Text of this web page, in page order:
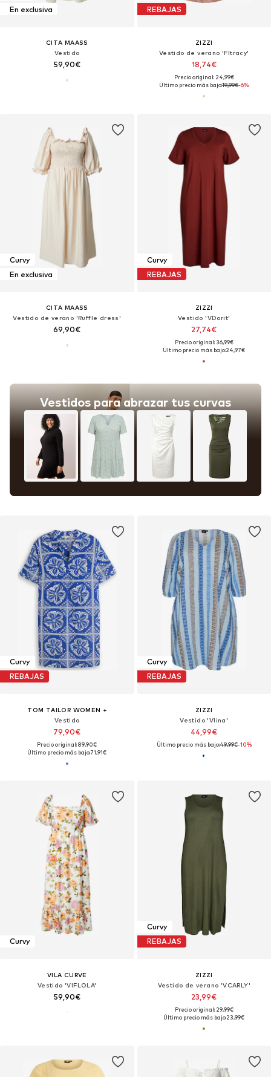
En exclusiva
CITA MAASS
Vestido
59,90€
REBAJAS
ZIZZI
Vestido de verano 'Fltracy'
18,74€
Precio original: 24,99€
Último precio más bajo:19,99€-6%
Curvy
En exclusiva
CITA MAASS
Vestido de verano 'Ruffle dress'
69,90€
Vestidos para abrazar tus curvas
Curvy
REBAJAS
ZIZZI
Vestido 'VDorit'
27,74€
Precio original: 36,99€
Último precio más bajo:24,97€
Curvy
REBAJAS
TOM TAILOR WOMEN +
Vestido
79,90€
Precio original: 89,90€
Último precio más bajo:71,91€
Curvy
REBAJAS
ZIZZI
Vestido 'Vlina'
44,99€
Último precio más bajo:49,99€-10%
Curvy
VILA CURVE
Vestido 'VIFLOLA'
59,90€
Curvy
REBAJAS
ZIZZI
Vestido de verano 'VCARLY'
23,99€
Precio original: 29,99€
Último precio más bajo:23,99€